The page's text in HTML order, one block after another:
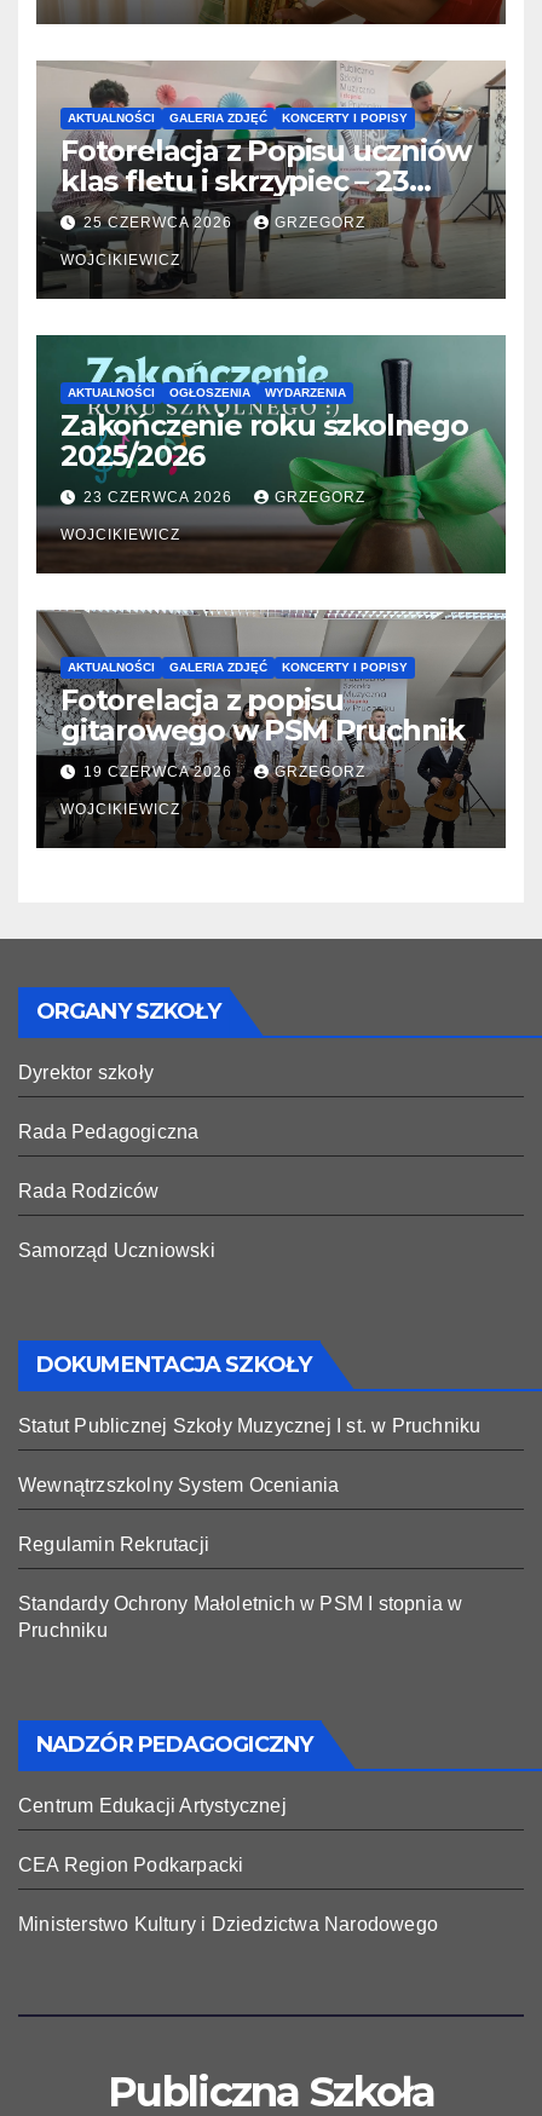
AKTUALNOŚCI GALERIA ZDJĘĆ KONCERTY I POPISY
Fotorelacja z Popisu uczniów
klas fletu i skrzypiec – 23
06.2026
25 CZERWCA 2026 GRZEGORZ
WOJCIKIEWICZ
AKTUALNOŚCI OGŁOSZENIA WYDARZENIA
Zakończenie roku szkolnego
2025/2026
23 CZERWCA 2026 GRZEGORZ
WOJCIKIEWICZ
AKTUALNOŚCI GALERIA ZDJĘĆ KONCERTY I POPISY
Fotorelacja z popisu
gitarowego w PSM Pruchnik
19 CZERWCA 2026 GRZEGORZ
WOJCIKIEWICZ
ORGANY SZKOŁY
Dyrektor szkoły
Rada Pedagogiczna
Rada Rodziców
Samorząd Uczniowski
DOKUMENTACJA SZKOŁY
Statut Publicznej Szkoły Muzycznej I st. w Pruchniku
Wewnątrzszkolny System Oceniania
Regulamin Rekrutacji
Standardy Ochrony Małoletnich w PSM I stopnia w
Pruchniku
NADZÓR PEDAGOGICZNY
Centrum Edukacji Artystycznej
CEA Region Podkarpacki
Ministerstwo Kultury i Dziedzictwa Narodowego
Publiczna Szkoła